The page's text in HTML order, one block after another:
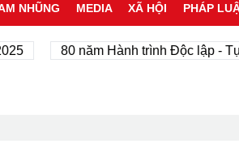
NHŨNG MEDIA XÃ HỘI PHÁP
80 năm Hành trình Độc lập - Tự do